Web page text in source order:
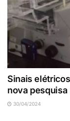
Sinais
nova pesquisa
30/04/2024